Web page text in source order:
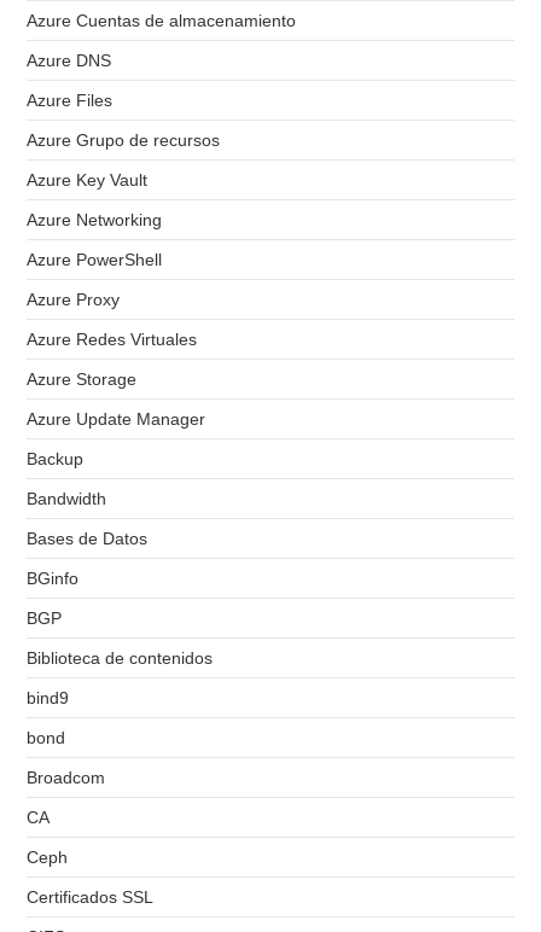
Azure Cuentas de almacenamiento
Azure DNS
Azure Files
Azure Grupo de recursos
Azure Key Vault
Azure Networking
Azure PowerShell
Azure Proxy
Azure Redes Virtuales
Azure Storage
Azure Update Manager
Backup
Bandwidth
Bases de Datos
BGinfo
BGP
Biblioteca de contenidos
bind9
bond
Broadcom
CA
Ceph
Certificados SSL